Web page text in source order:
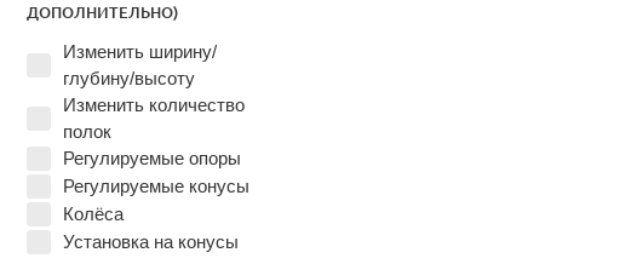
ДОПОЛНИТЕЛЬНО)
Изменить ширину/
глубину/высоту
Изменить количество
полок
Регулируемые опоры
Регулируемые конусы
Колёса
Установка на конусы